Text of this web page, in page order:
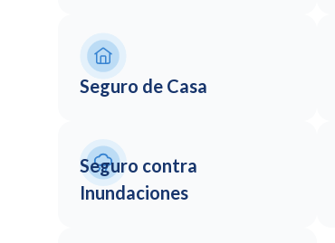
Seguro de Casa
Seguro contra
Inundaciones